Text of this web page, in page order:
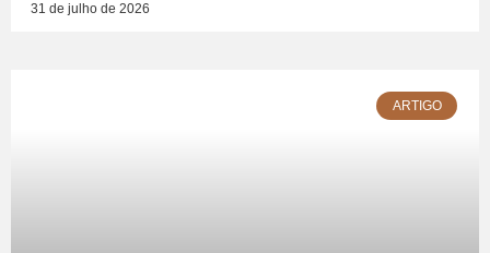
31 de julho de 2026
ARTIGO